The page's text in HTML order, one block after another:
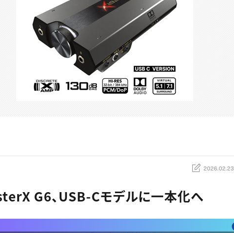
2026.02.23
G6、USB-Cモデルに一本化へ